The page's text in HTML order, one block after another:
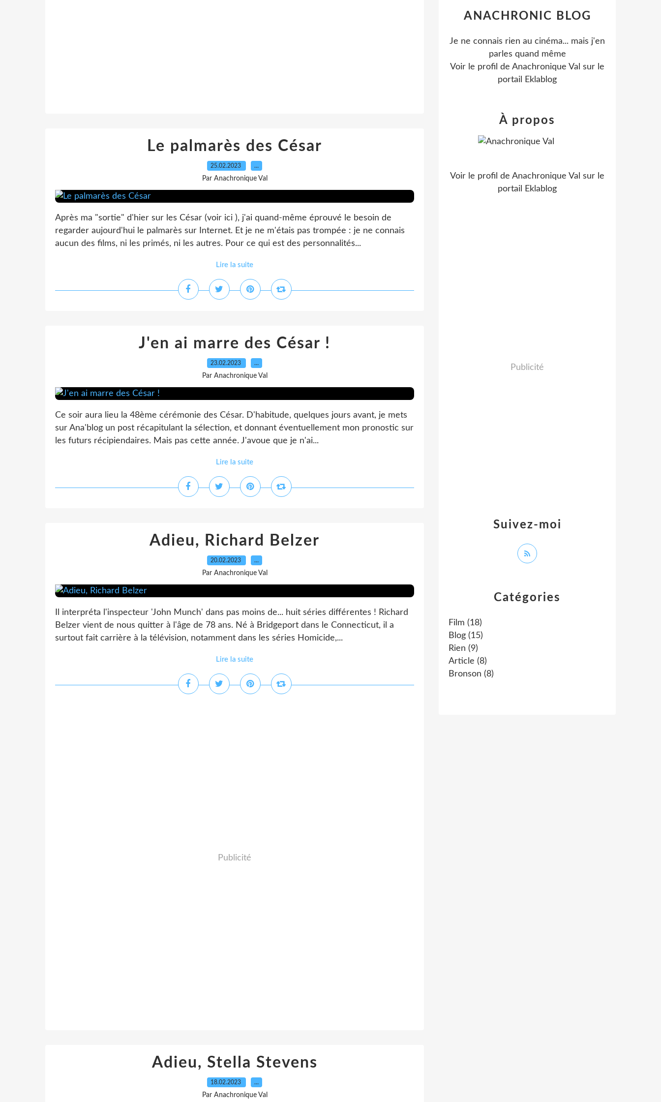
Le palmarès des César
25.02.2023 …
Par Anachronique Val
Après ma "sortie" d'hier sur les César (voir ici ), j'ai quand-même éprouvé le besoin de
regarder aujourd'hui le palmarès sur Internet. Et je ne m'étais pas trompée : je ne connais
aucun des films, ni les primés, ni les autres. Pour ce qui est des personnalités...
Lire la suite
J'en ai marre des César !
23.02.2023 …
Par Anachronique Val
Ce soir aura lieu la 48ème cérémonie des César. D'habitude, quelques jours avant, je mets
sur Ana'blog un post récapitulant la sélection, et donnant éventuellement mon pronostic sur
les futurs récipiendaires. Mais pas cette année. J'avoue que je n'ai...
Lire la suite
Adieu, Richard Belzer
20.02.2023 …
Par Anachronique Val
Il interpréta l'inspecteur 'John Munch' dans pas moins de... huit séries différentes ! Richard
Belzer vient de nous quitter à l'âge de 78 ans. Né à Bridgeport dans le Connecticut, il a
surtout fait carrière à la télévision, notamment dans les séries Homicide,...
Lire la suite
Publicité
Adieu, Stella Stevens
18.02.2023 …
Par Anachronique Val
Catégories
Film (18)
Blog (15)
Rien (9)
Article (8)
Bronson (8)
ANACHRONIC BLOG
Je ne connais rien au cinéma... mais j'en
parles quand même
Voir le profil de Anachronique Val sur le
portail Eklablog
Suivez-moi
À propos
Voir le profil de Anachronique Val sur le
portail Eklablog
Publicité